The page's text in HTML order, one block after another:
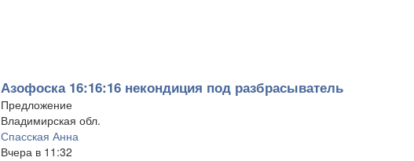
Азофоска 16:16:16 некондиция под разбрасыватель
Предложение
Владимирская обл.
Спасская Анна
Вчера в 11:32